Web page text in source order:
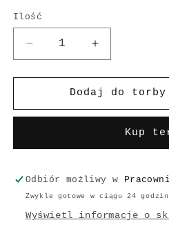
Ilość
Zmniejsz
ilość
dla
Voucher
drukowany
Zwiększ
ilość
dla
Voucher
drukowany
Dodaj do torby
Kup
Odbiór możliwy w
Zwykle gotowe w ciągu 24 godzin
Wyświetl informacje o